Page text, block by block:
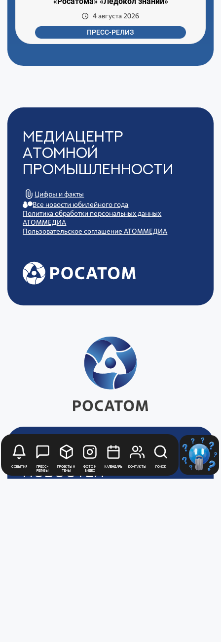
События
Пресс-
релизы
Проекты и
темы
Фото и
видео
Календарь Контакты Поиск
4 августа 2026
ПРЕСС-РЕЛИЗ
Медиацентр
Атомной
Промышленности
Цифры и факты
Все новости юбилейного года
Политика обработки персональных данных
АТОММЕДИА
Пользовательское соглашение АТОММЕДИА
Будьте в курсе
новостей